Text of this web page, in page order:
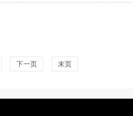
下一页 末页